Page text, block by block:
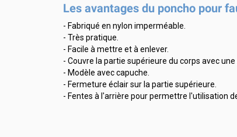
Les avantages du poncho pour
- Fabriqué en nylon imperméable.
- Très pratique.
- Facile à mettre et à enlever.
- Couvre la partie supérieure du corps avec
- Modèle avec capuche.
- Fermeture éclair sur la partie supérieure.
- Fentes à l'arrière pour permettre l'utilisation